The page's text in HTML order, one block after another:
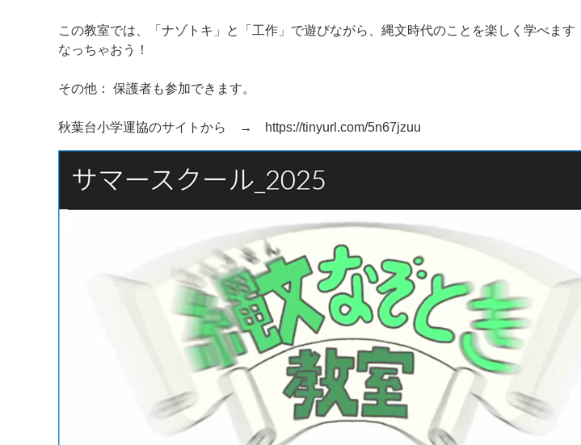
この教室では、「ナゾトキ」と「工作」で遊びながら、縄文時代のことを楽しく学べま
なっちゃおう！
その他： 保護者も参加できます。
秋葉台小学運協のサイトから → https://tinyurl.com/5n67jzuu